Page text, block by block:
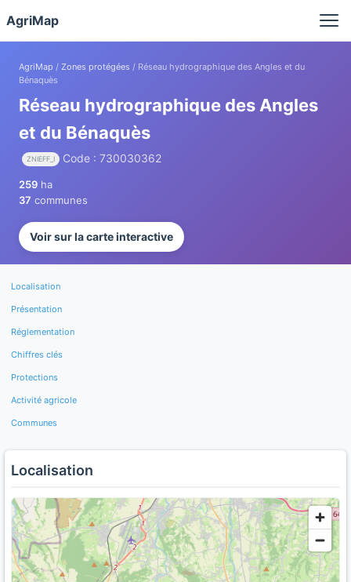
AgriMap
AgriMap / Zones protégées / Réseau hydrographique des Angles et du
Bénaquès
Réseau hydrographique des Angles
et du Bénaquès
ZNIEFF_I Code : 730030362
259 ha
37 communes
Voir sur la carte interactive
Localisation
Présentation
Réglementation
Chiffres clés
Protections
Activité agricole
Communes
Localisation